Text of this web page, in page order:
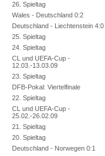
26. Spieltag
Wales - Deutschland 0:2
Deutschland - Liechtenstein 4:0
25. Spieltag
24. Spieltag
CL und UEFA-Cup -
12.03.-13.03.09
23. Spieltag
DFB-Pokal: Viertelfinale
22. Spieltag
CL und UEFA-Cup -
25.02.-26.02.09
21. Spieltag
20. Spieltag
Deutschland - Norwegen 0:1